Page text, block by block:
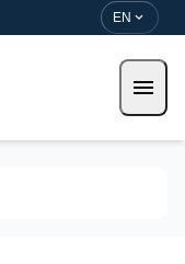
EN expand_more
menu